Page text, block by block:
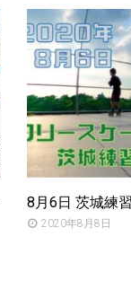
8月6日 茨城練
2020年8月8日